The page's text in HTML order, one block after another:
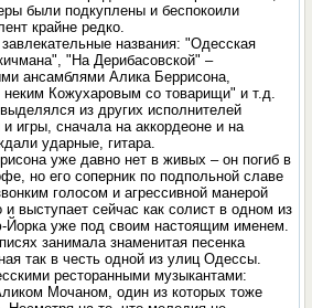
были подкуплены и беспокоили
крайне редко.
названия: "Одесская
"На Дерибасовской" –
ансамблями Алика Беррисона,
Кожухаровым со товарищи" и т.д.
из других исполнителей
игры, сначала на аккордеоне и на
ударные, гитара.
уже давно нет в живых – он погиб в
но его соперник по подпольной славе
голосом и агрессивной манерой
выступает сейчас как солист в одном из
Йорка уже под своим настоящим именем.
занимала знаменитая песенка
так в честь одной из улиц Одессы.
ресторанными музыкантами:
Мочаном, один из которых тоже